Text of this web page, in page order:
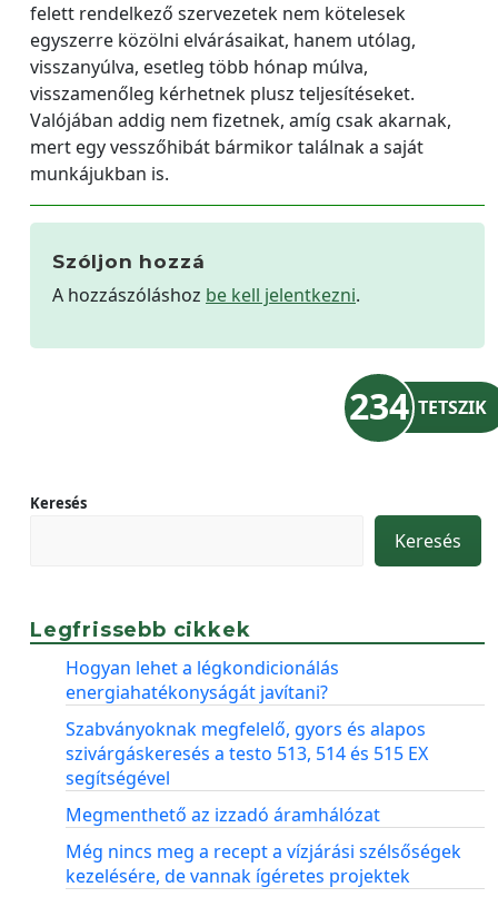
felett rendelkező szervezetek nem kötelesek
egyszerre közölni elvárásaikat, hanem utólag,
visszanyúlva, esetleg több hónap múlva,
visszamenőleg kérhetnek plusz teljesítéseket.
Valójában addig nem fizetnek, amíg csak akarnak,
mert egy vesszőhibát bármikor találnak a saját
munkájukban is.
Szóljon hozzá
A hozzászóláshoz be kell jelentkezni.
234 TETSZIK
Keresés
Keresés
Legfrissebb cikkek
Hogyan lehet a légkondicionálás
energiahatékonyságát javítani?
Szabványoknak megfelelő, gyors és alapos
szivárgáskeresés a testo 513, 514 és 515 EX
segítségével
Megmenthető az izzadó áramhálózat
Még nincs meg a recept a vízjárási szélsőségek
kezelésére, de vannak ígéretes projektek